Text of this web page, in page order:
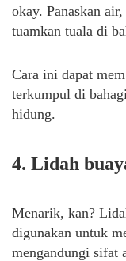
okay. Panaskan
tuamkan tuala di
Cara ini dapat
terkumpul di
hidung.
4. Lidah
Menarik, kan?
digunakan untuk
mengandungi sifat